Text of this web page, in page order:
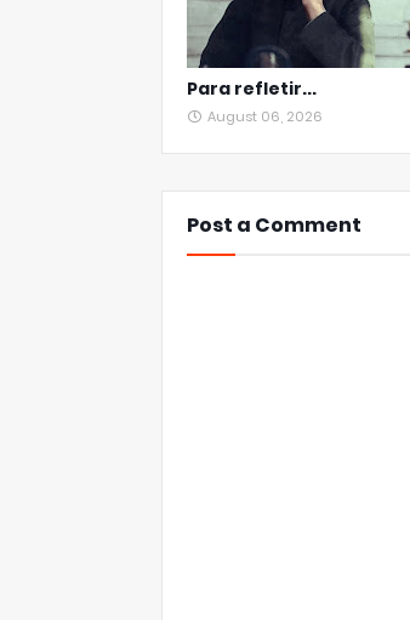
Para refletir...
August 06, 2026
Post a Comment